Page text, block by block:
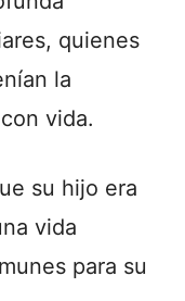
quienes
la
vida.
su hijo era
vida
para su